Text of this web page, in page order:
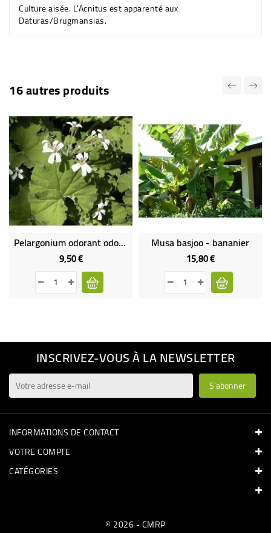
Culture aisée. L'Acnitus est apparenté aux
Daturas/Brugmansias.
16 autres produits
Pelargonium odorant odoratissimum
9,50 €Prix
Musa basjoo - bananier
15,80 €Prix
INSCRIVEZ-VOUS À LA NEWSLETTER
INFORMATIONS DE CONTACT
VOTRE COMPTE
CATÉGORIES
© 2026 - CMRP